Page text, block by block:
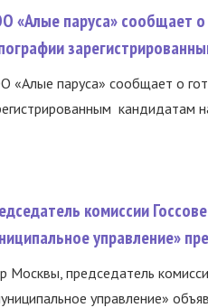
«Алые паруса» сообщает о
«Алые паруса» сообщает о
кандидатам
комиссии
управление»
Москвы, председатель
управление»